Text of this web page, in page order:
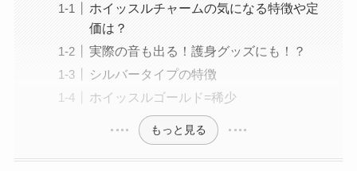
ホイッスルチャームの気になる特徴や定
価は？
実際の音も出る！護身グッズにも！？
シルバータイプの特徴
ホイッスルゴールド=稀少
もっと見る